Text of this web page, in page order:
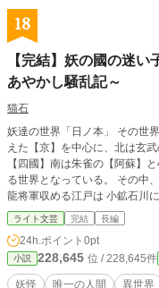
18
【完結】妖の國の迷
あやかし騒乱記～
猫石
妖達の世界「日ノ本」 その世
えた【京】を中心に、北は玄
【四國】南は朱雀の【阿蘇】
る世界となっている。 その中、気っ風の良さと行動力、そして風を操る若き青
龍将軍収める江戸は 小鉱石川
巻く江戸の妖衆の騒動顛末記、である。 登場人物 【細石屋】
・ 漣那美（さざれやあるじ ・ さざなみ） ？歳 雛色の長く
ん中でゆるりと一つに結い、
人か妖か鬼神は不明。着物を
議な言葉使いをしている。 ★春霞（はるか） 15歳 男 黒髪に碧玉の瞳。細石屋
ライト文芸 完結 長編
24h.ポイント 0pt
小説 228,645 位 / 228,645件
妖怪 唯一の人間 異世界